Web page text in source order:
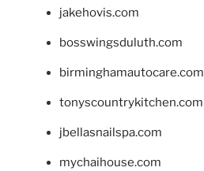
jakehovis.com
bosswingsduluth.com
birminghamautocare.com
tonyscountrykitchen.com
jbellasnailspa.com
mychaihouse.com